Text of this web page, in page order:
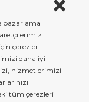
pazarlama
çerezler
daha iyi
hizmetlerimizi
tüm çerezleri